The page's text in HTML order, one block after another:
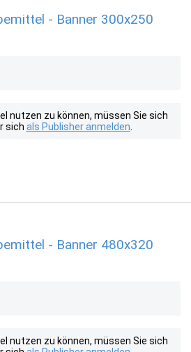
- Banner 300x250
nutzen zu können, müssen Sie sich
sich als Publisher anmelden
- Banner 480x320
nutzen zu können, müssen Sie sich